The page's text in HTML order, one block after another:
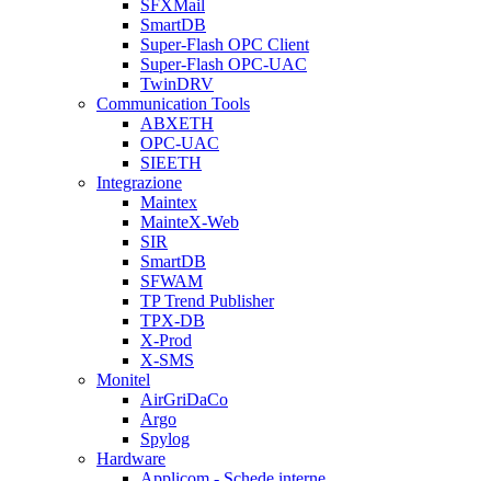
SFXMail
SmartDB
Super-Flash OPC Client
Super-Flash OPC-UAC
TwinDRV
Communication Tools
ABXETH
OPC-UAC
SIEETH
Integrazione
Maintex
MainteX-Web
SIR
SmartDB
SFWAM
TP Trend Publisher
TPX-DB
X-Prod
X-SMS
Monitel
AirGriDaCo
Argo
Spylog
Hardware